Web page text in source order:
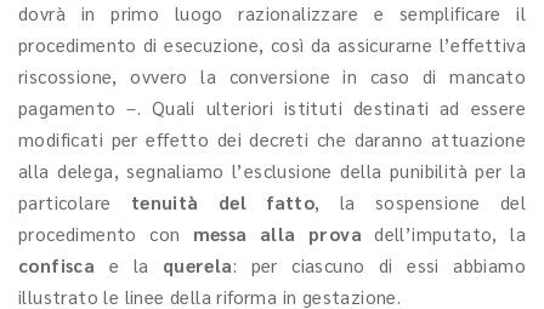
dovrà in primo luogo razionalizzare e semplificare il
procedimento di esecuzione, così da assicurarne l’effettiva
riscossione, ovvero la conversione in caso di mancato
pagamento –. Quali ulteriori istituti destinati ad essere
modificati per effetto dei decreti che daranno attuazione
alla delega, segnaliamo l’esclusione della punibilità per la
particolare tenuità del fatto, la sospensione del
procedimento con messa alla prova dell’imputato, la
confisca e la querela: per ciascuno di essi abbiamo
illustrato le linee della riforma in gestazione.